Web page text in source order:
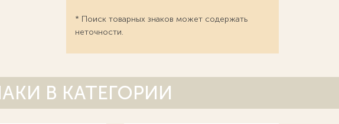
* Поиск товарных знаков может содержать
неточности.
В КАТЕГОРИИ